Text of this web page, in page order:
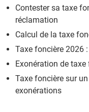
Contester sa taxe
réclamation
Calcul de la taxe
Taxe foncière 2026
Exonération de
Taxe foncière sur
exonérations